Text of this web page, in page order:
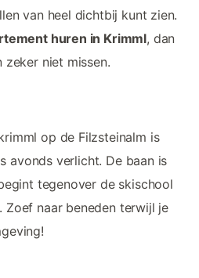
van heel dichtbij kunt zien.
huren in Krimml, dan
zeker niet missen.
op de Filzsteinalm is
avonds verlicht. De baan is
tegenover de skischool
Zoef naar beneden terwijl je